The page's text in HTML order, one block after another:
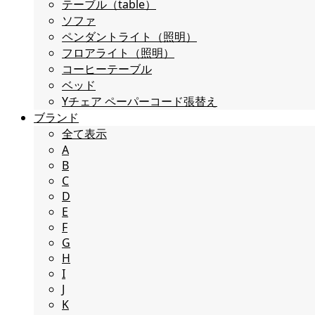
テーブル（table）
ソファ
ペンダントライト（照明）
フロアライト（照明）
コーヒーテーブル
ベッド
Yチェア ペーパーコード張替え
ブランド
全て表示
A
B
C
D
E
F
G
H
I
J
K